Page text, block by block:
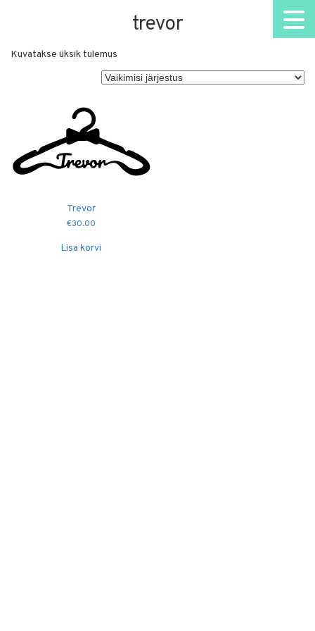
trevor
Kuvatakse üksik tulemus
Trevor
€30.00
Lisa korvi